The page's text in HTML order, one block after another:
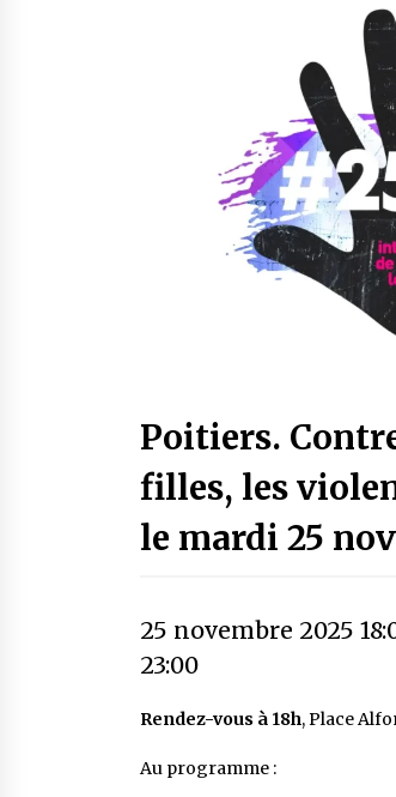
Poitiers.
filles, les
le mardi 25
25 novembre 2025
23:00
Rendez-vous à 18h, Place
Au programme :